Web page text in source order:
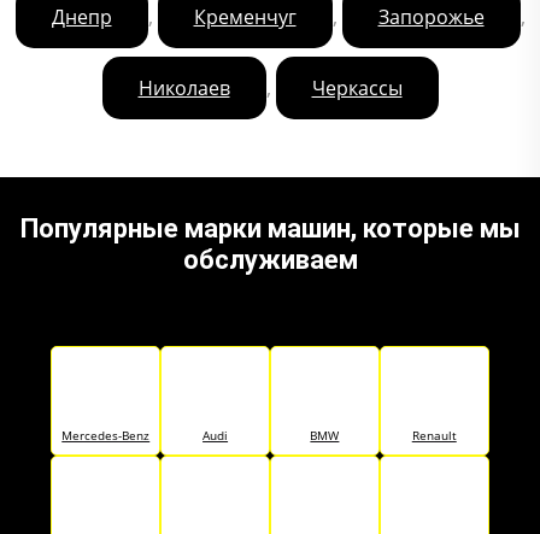
Днепр , Кременчуг , Запорожье ,
Николаев , Черкассы
Популярные марки машин, которые мы
обслуживаем
Mercedes-Benz Audi BMW Renault